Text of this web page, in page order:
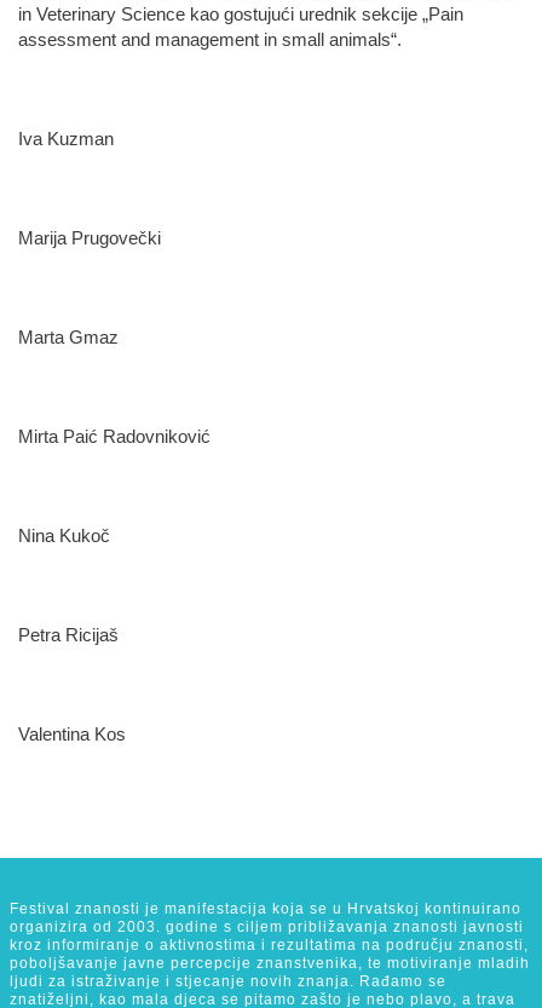
in Veterinary Science kao gostujući urednik sekcije „Pain
assessment and management in small animals“.
Iva Kuzman
Marija Prugovečki
Marta Gmaz
Mirta Paić Radovniković
Nina Kukoč
Petra Ricijaš
Valentina Kos
Festival znanosti je manifestacija koja se u Hrvatskoj kontinuirano
organizira od 2003. godine s ciljem približavanja znanosti javnosti
kroz informiranje o aktivnostima i rezultatima na području znanosti,
poboljšavanje javne percepcije znanstvenika, te motiviranje mladih
ljudi za istraživanje i stjecanje novih znanja. Rađamo se
znatiželjni, kao mala djeca se pitamo zašto je nebo plavo, a trava